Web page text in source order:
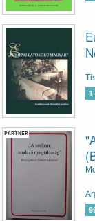
1
PARTNER